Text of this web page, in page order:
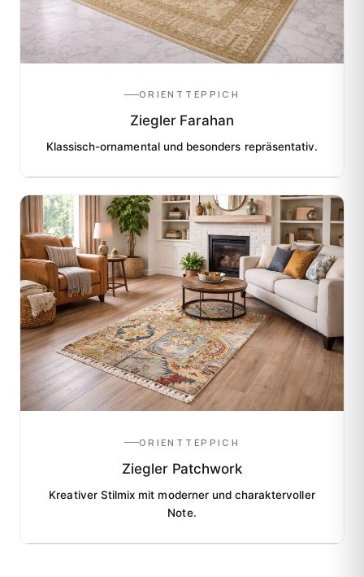
ORIENTTEPPICH
Ziegler Farahan
Klassisch-ornamental und besonders repräsentativ.
ORIENTTEPPICH
Ziegler Patchwork
Kreativer Stilmix mit moderner und charaktervoller
Note.